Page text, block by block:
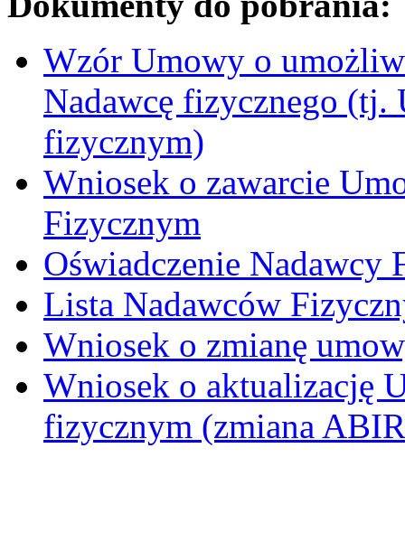
Wzór Umowy o
Nadawcę fizycznego (tj.
fizycznym)
Wniosek o zawarcie
Fizycznym
Oświadczenie Nadawcy
Lista Nadawców
Wniosek o zmianę
Wniosek o aktualizację
fizycznym (zmiana